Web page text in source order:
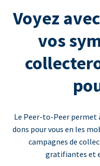
Voyez
vos
Le Peer-to-Peer permet
dons pour vous en les
campagnes de
gratifiantes et